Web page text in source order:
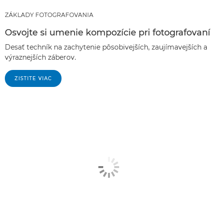
ZÁKLADY FOTOGRAFOVANIA
Osvojte si umenie kompozície pri fotografovaní
Desať techník na zachytenie pôsobivejších, zaujímavejších a
výraznejších záberov.
ZISTITE VIAC